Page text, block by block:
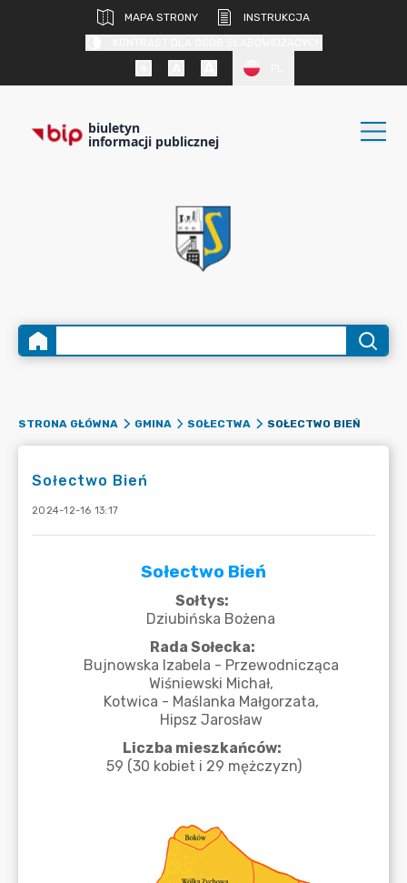
MAPA STRONY
INSTRUKCJA
biuletyn
informacji publicznej
STRONA GŁÓWNA GMINA SOŁECTWA SOŁECTWO BIEŃ
Sołectwo Bień
2024-12-16 13:17